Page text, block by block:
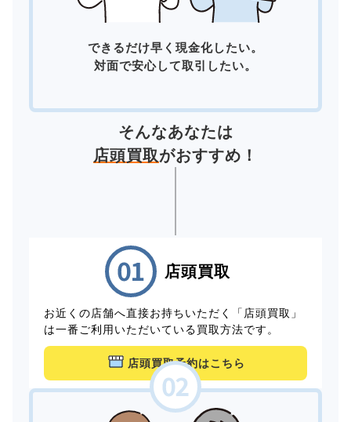
できるだけ早く現金化したい。
対面で安心して取引したい。
そんなあなたは
店頭買取がおすすめ！
店頭買取
お近くの店舗へ直接お持ちいただく「店頭買取」
は一番ご利用いただいている買取方法です。
店頭買取予約はこちら